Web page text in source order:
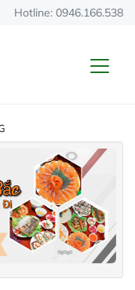
Hotline: 0946.166.538